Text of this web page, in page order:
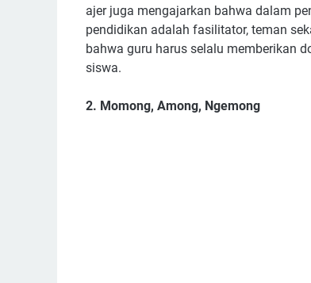
ajer juga mengajarkan bahwa dalam
pendidikan adalah fasilitator, teman
bahwa guru harus selalu memberikan
siswa.
2. Momong, Among, Ngemong